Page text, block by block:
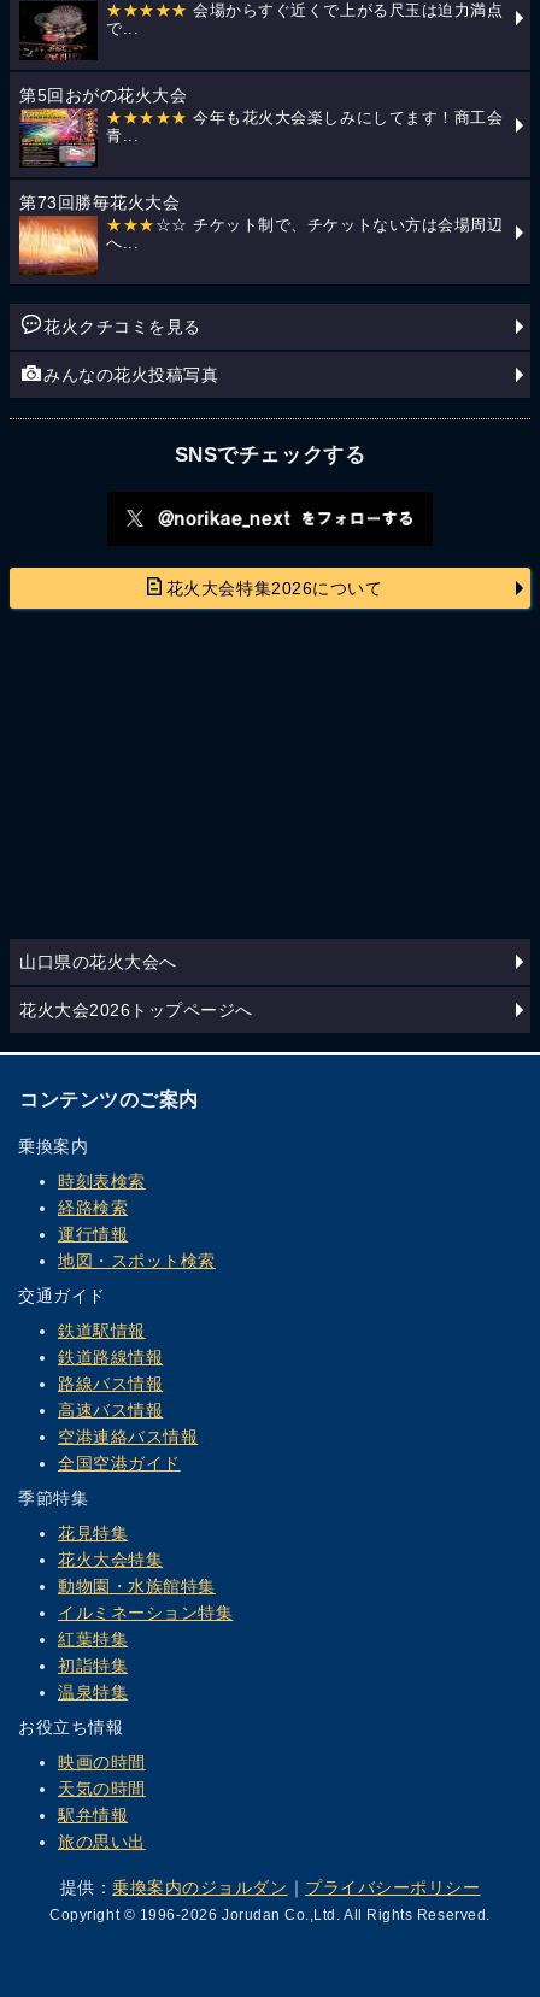
★★★★★ 会場からすぐ近くで上がる尺玉は迫力満点
で...
第5回おがの花火大会
★★★★★ 今年も花火大会楽しみにしてます！商工会
青...
第73回勝毎花火大会
★★★ ☆☆ チケット制で、チケットない方は会場周辺
へ...
花火クチコミを見る
みんなの花火投稿写真
SNSでチェックする
花火大会特集2026について
山口県の花火大会へ
花火大会2026トップページへ
コンテンツのご案内
乗換案内
時刻表検索
経路検索
運行情報
地図・スポット検索
交通ガイド
鉄道駅情報
鉄道路線情報
路線バス情報
高速バス情報
空港連絡バス情報
全国空港ガイド
季節特集
花見特集
花火大会特集
動物園・水族館特集
イルミネーション特集
紅葉特集
初詣特集
温泉特集
お役立ち情報
映画の時間
天気の時間
駅弁情報
旅の思い出
提供：乗換案内のジョルダン ｜ プライバシーポリシー
Copyright © 1996-2026 Jorudan Co.,Ltd. All Rights Reserved.